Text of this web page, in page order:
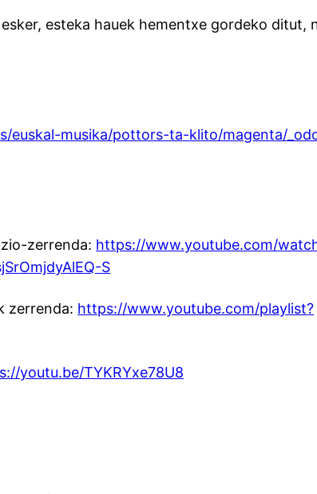
esteka hauek hementxe gordeko ditut,
euskal-musika/pottors-ta-klito/magenta/
zerrenda: https://www.youtube.com/
S
zerrenda: https://www.youtube.com/playlist?
youtu.be/TYKRYxe78U8